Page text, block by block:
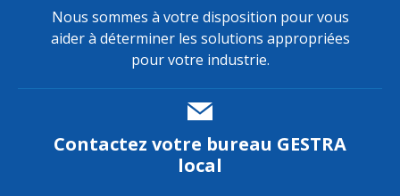
Nous sommes à votre disposition pour vous
aider à déterminer les solutions appropriées
pour votre industrie.
Contactez votre bureau GESTRA
local